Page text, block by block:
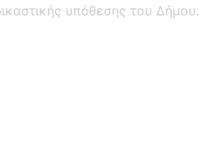
υπόθεσης του Δήμου.